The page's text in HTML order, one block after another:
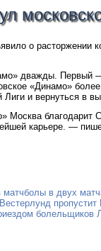
о расторжении
дважды. Первый
«Динамо»
и вернуться в
Москва благодарит
карьере. —
матчболы в двух
болельщиков